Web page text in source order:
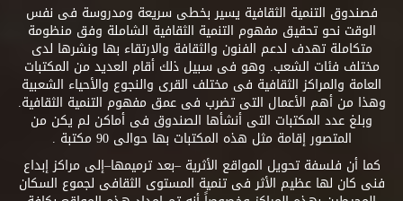
فصندوق التنمية الثقافية يسير بخطى سريعة ومدروسة فى نفس
الوقت نحو تحقيق مفهوم التنمية الثقافية الشاملة وفق منظومة
متكاملة تهدف لدعم الفنون والثقافة والارتقاء بها ونشرها لدى
مختلف فئات الشعب. وهو فى سبيل ذلك أقام العديد من المكتبات
العامة والمراكز الثقافية فى مختلف القرى والنجوع والأحياء الشعبية
وهذا من أهم الأعمال التى تضرب فى عمق مفهوم التنمية الثقافية.
وبلغ عدد المكتبات التى أنشأها الصندوق فى أماكن لم يكن من
المتصور إقامة مثل هذه المكتبات بها حوالى 90 مكتبة .
كما أن فلسفة تحويل المواقع الأثرية –بعد ترميمها–إلى مراكز إبداع
فنى كان لها عظيم الأثر فى تنمية المستوى الثقافى لجموع السكان